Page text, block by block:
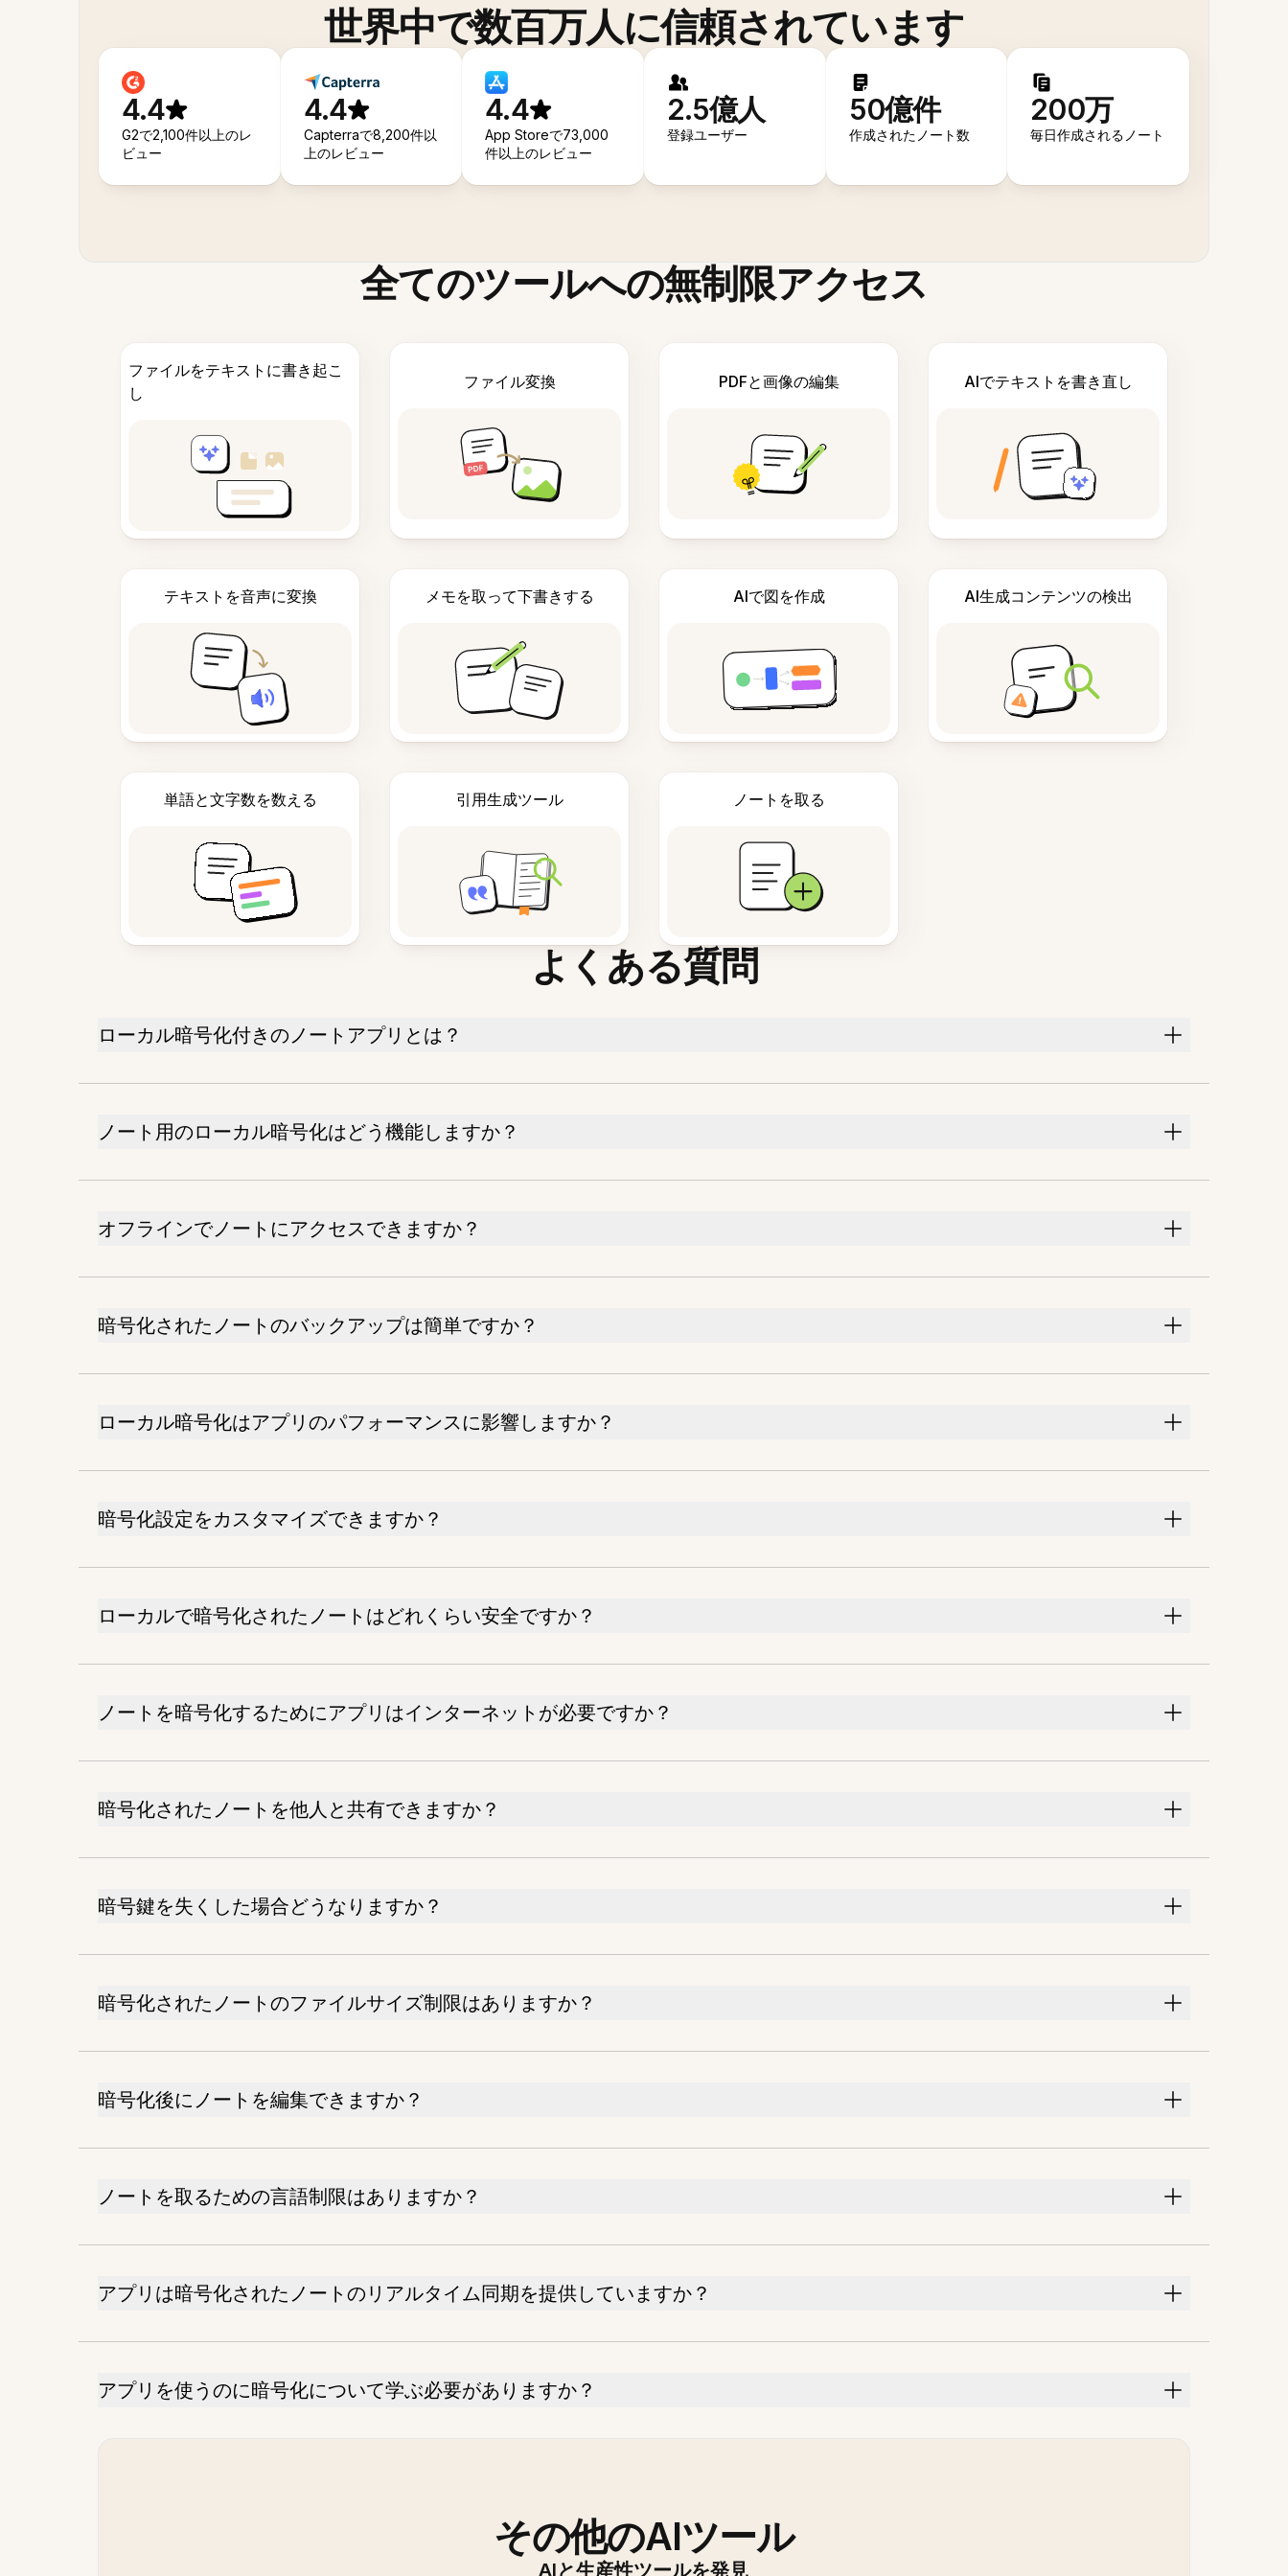
世界中で数百万人に信頼されています
4.4
G2で2,100件以上のレ
ビュー
4.4
Capterraで8,200件以
上のレビュー
4.4
App Storeで73,000
件以上のレビュー
2.5億人
登録ユーザー
50億件
作成されたノート数
200万
毎日作成されるノート
全てのツールへの無制限アクセス
ファイルをテキストに書き起こ
し
ファイル変換 PDFと画像の編集 AIでテキストを書き直し
テキストを音声に変換 メモを取って下書きする AIで図を作成 AI生成コンテンツの検出
単語と文字数を数える 引用生成ツール ノートを取る
よくある質問
ローカル暗号化付きのノートアプリとは？
ノート用のローカル暗号化はどう機能しますか？
オフラインでノートにアクセスできますか？
暗号化されたノートのバックアップは簡単ですか？
ローカル暗号化はアプリのパフォーマンスに影響しますか？
暗号化設定をカスタマイズできますか？
ローカルで暗号化されたノートはどれくらい安全ですか？
ノートを暗号化するためにアプリはインターネットが必要ですか？
暗号化されたノートを他人と共有できますか？
暗号鍵を失くした場合どうなりますか？
暗号化されたノートのファイルサイズ制限はありますか？
暗号化後にノートを編集できますか？
ノートを取るための言語制限はありますか？
アプリは暗号化されたノートのリアルタイム同期を提供していますか？
アプリを使うのに暗号化について学ぶ必要がありますか？
その他のAIツール
AIと生産性ツールを発見